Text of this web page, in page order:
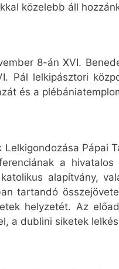
közelebb áll
8-án XVI.
Pál lelkipásztori
és a
Pápai
a hivatalos
alapítvány,
tartandó
helyzetét. Az
a dublini siketek